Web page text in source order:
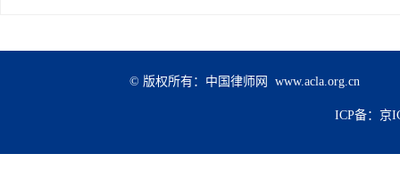
© 版权所有：中国律师网 www.acla.org.cn
ICP备：京